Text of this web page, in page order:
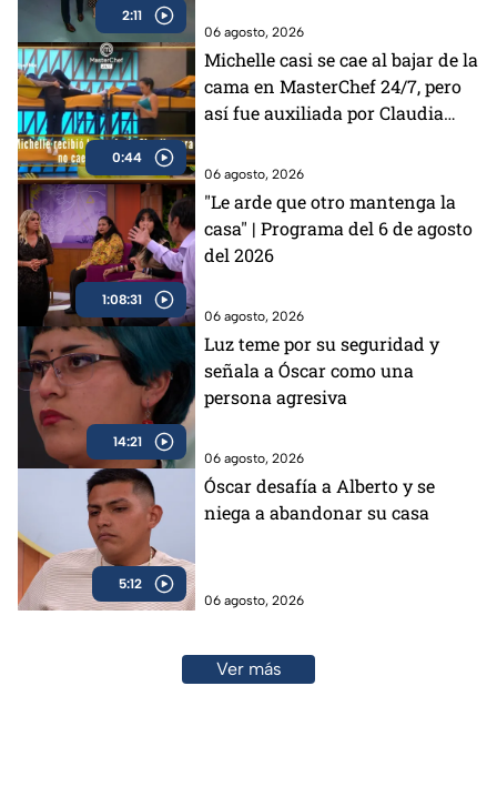
2:11
06 agosto, 2026
0:44
Michelle casi se cae al bajar de la
cama en MasterChef 24/7, pero
así fue auxiliada por Claudia
06 agosto, 2026
1:08:31
"Le arde que otro mantenga la
casa" | Programa del 6 de agosto
del 2026
06 agosto, 2026
14:21
Luz teme por su seguridad y
señala a Óscar como una
persona agresiva
06 agosto, 2026
5:12
Óscar desafía a Alberto y se
niega a abandonar su casa
06 agosto, 2026
Ver más